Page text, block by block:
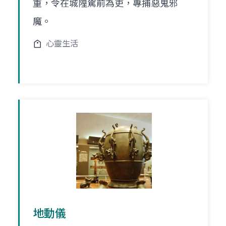
重，令在城隍駕前為吏，專捕惡鬼邪
魔。
心靈生活
地動儀